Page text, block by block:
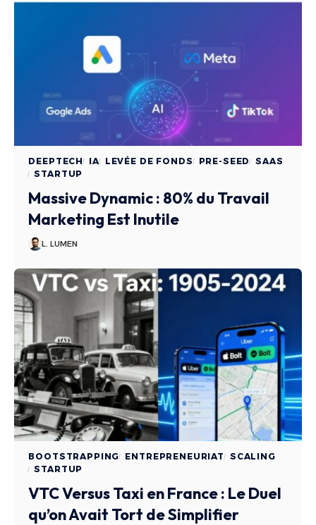
DEEPTECH IA LEVÉE DE FONDS PRE-SEED SAAS
STARTUP
Massive Dynamic : 80% du Travail
Marketing Est Inutile
L. LUMEN
BOOTSTRAPPING ENTREPRENEURIAT SCALING
STARTUP
VTC Versus Taxi en France : Le Duel
qu’on Avait Tort de Simplifier